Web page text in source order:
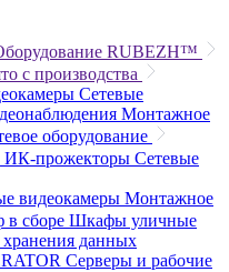
RUBEZH™
с производства
Сетевые
Монтажное
оборудование
ИК-прожекторы Сетевые
видеокамеры Монтажное
сборе Шкафы уличные
данных
Серверы и рабочие